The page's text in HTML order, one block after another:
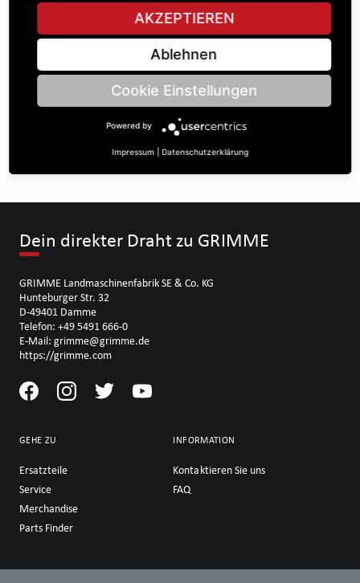
KETTENRÄdeR EINFACH 1 ¼“ | Zähnezahl A: 19 | BohrungsØ
B: 45 | Länge C: 65 |
Dein direkter Draht zu GRIMME
GRIMME Landmaschinenfabrik SE & Co. KG
Hunteburger Str. 32
D-49401 Damme
Telefon: +49 5491 666-0
E-Mail: grimme@grimme.de
https://grimme.com
GEHE ZU
Ersatzteile
Service
Merchandise
Parts Finder
INFORMATION
Kontaktieren Sie uns
FAQ
AKZEPTIEREN
Ablehnen
Cookie Einstellungen
Powered by
Impressum Datenschutzerklärung